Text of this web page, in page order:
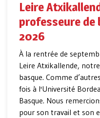
Leire
professeure de
2026
À la rentrée de
Leire Atxikallende,
basque. Comme
fois à l'Université
Basque. Nous
pour son travail et son